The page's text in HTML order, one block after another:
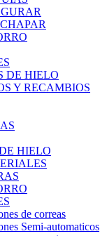
DE HIELO
Y RECAMBIOS
HIELO
de correas
Semi-automaticos